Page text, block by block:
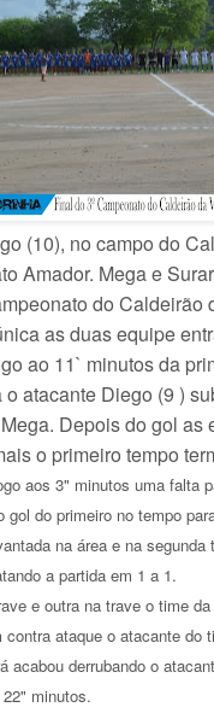
(10), no campo do
Amador. Mega e
do
as duas equipe
ao 11` minutos da
atacante Diego (9 )
Depois do gol
o primeiro tempo
aos 3" minutos uma falta
gol do primeiro no tempo
na área e na
a partida em 1 a 1.
e outra na trave o time
ataque o atacante do
acabou derrubando o
minutos.